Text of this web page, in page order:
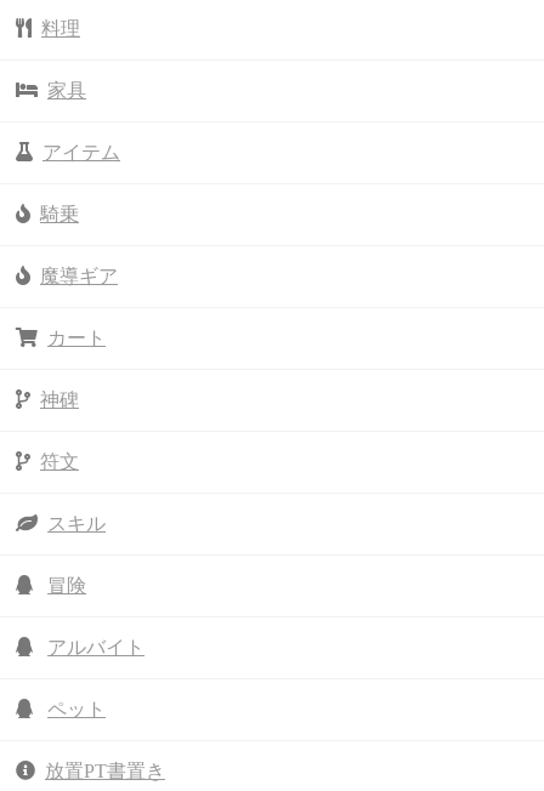
料理
家具
アイテム
騎乗
魔導ギア
カート
神碑
符文
スキル
冒険
アルバイト
ペット
放置PT書置き